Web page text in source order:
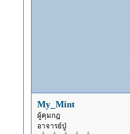
My_Mint
ผู้คุมกฎ
อาจารย์ปู่